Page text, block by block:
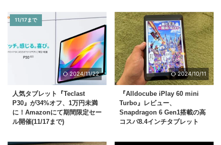
11/17まで
2024/11/22
人気タブレット『Teclast
P30』が34%オフ、1万円未満
に！Amazonにて期間限定セー
ル開催(11/17まで)
2024/10/11
『Alldocube iPlay 60 mini
Turbo』レビュー、
Snapdragon 6 Gen1搭載の高
コスパ8.4インチタブレット